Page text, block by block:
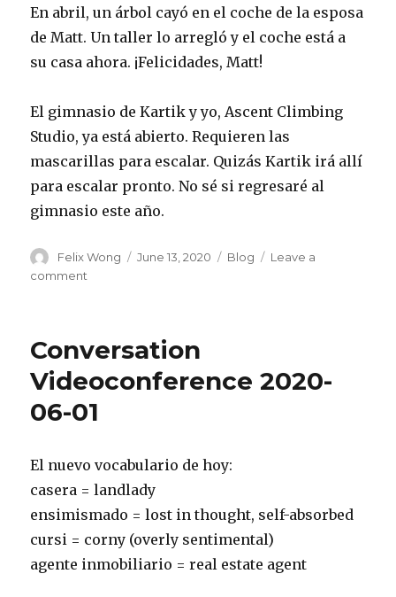
En abril, un árbol cayó en el coche de la esposa
de Matt. Un taller lo arregló y el coche está a
su casa ahora. ¡Felicidades, Matt!
El gimnasio de Kartik y yo, Ascent Climbing
Studio, ya está abierto. Requieren las
mascarillas para escalar. Quizás Kartik irá allí
para escalar pronto. No sé si regresaré al
gimnasio este año.
Author
Felix Wong
Posted
June 13, 2020 Categories
Blog
Leave a
comment
06-
Conversation
Videoconference 2020-
06-01
El nuevo vocabulario de hoy:
casera = landlady
ensimismado = lost in thought, self-absorbed
cursi = corny (overly sentimental)
agente inmobiliario = real estate agent